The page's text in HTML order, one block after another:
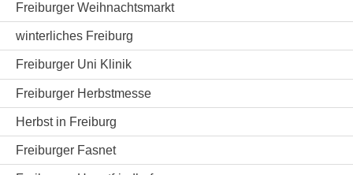
Freiburger Weihnachtsmarkt
winterliches Freiburg
Freiburger Uni Klinik
Freiburger Herbstmesse
Herbst in Freiburg
Freiburger Fasnet